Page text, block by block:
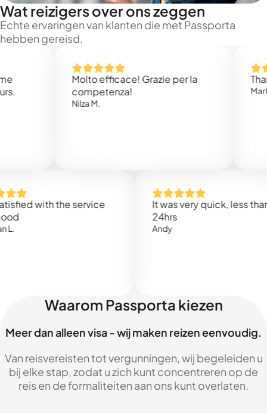
Wat reizigers over ons zeggen
Echte ervaringen van klanten die met Passporta
hebben gereisd.
Molto efficace! Grazie per la
competenza!
Thank
Mark N.
with the service
It was very quick, less than
Waarom Passporta kiezen
Meer dan alleen visa - wij maken reizen eenvoudig.
Van reisvereisten tot vergunningen, wij begeleiden u
bij elke stap, zodat u zich kunt concentreren op de
reis en de formaliteiten aan ons kunt overlaten.